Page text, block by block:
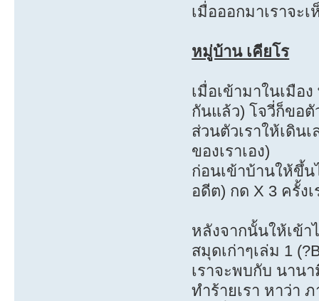
เมื่อออกมาเราจะ
หมู่บ้าน เคียโร
เมื่อเข้ามาในเมื
กันแล้ว) โจวี่ก็ขอ
ส่วนตัวเราให้เดิน
ของเราเอง)
ก่อนเข้าบ้านให้ขึ้
อดีต) กด X 3 ครั้ง
หลังจากนั้นให้เข้า
สมุดเก่าๆเล่ม 1
เราจะพบกับ นานา
ทำร้ายเรา หาว่า